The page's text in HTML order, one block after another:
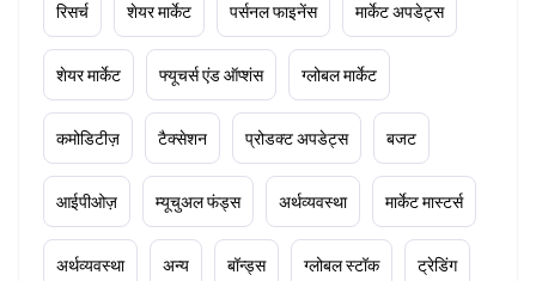
रिसर्च शेयर मार्केट पर्सनल फाइनेंस मार्केट अपडेट्स
शेयर मार्केट फ्यूचर्स एंड ऑप्शंस ग्लोबल मार्केट
कमोडिटीज़ टैक्सेशन प्रोडक्ट अपडेट्स बजट
आईपीओज़ म्यूचुअल फंड्स अर्थव्यवस्था मार्केट मास्टर्स
अर्थव्यवस्था अन्य बॉन्ड्स ग्लोबल स्टॉक ट्रेडिंग